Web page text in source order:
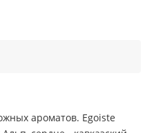
ароматов. Egoiste